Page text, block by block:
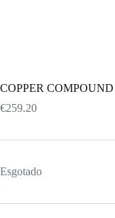
COPPER
€259.20
Esgotado